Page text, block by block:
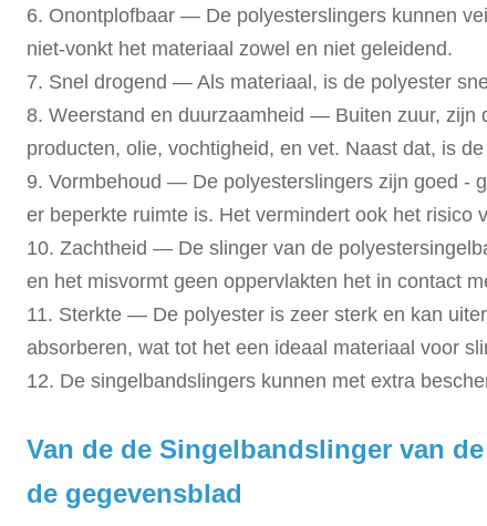
6. Onontplofbaar — De polyesterslingers kunnen
niet-vonkt het materiaal zowel en niet geleidend.
7. Snel drogend — Als materiaal, is de polyester
8. Weerstand en duurzaamheid — Buiten zuur, zijn
producten, olie, vochtigheid, en vet. Naast dat, is
9. Vormbehoud — De polyesterslingers zijn goed -
er beperkte ruimte is. Het vermindert ook het risico
10. Zachtheid — De slinger van de
en het misvormt geen oppervlakten het in contact
11. Sterkte — De polyester is zeer sterk en kan
absorberen, wat tot het een ideaal materiaal voor
12. De singelbandslingers kunnen met extra
Van de de Singelbandslinger van
de gegevensblad